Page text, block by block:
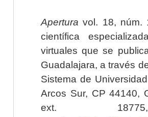
Apertura vol. 18, núm.
científica
virtuales que se
Guadalajara, a través
Sistema de
Arcos Sur, CP 44140,
ext.